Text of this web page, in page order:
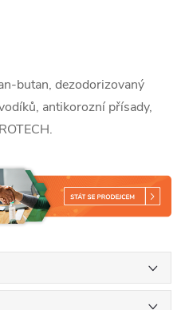
butan, dezodorizovaný
antikorozní přísady,